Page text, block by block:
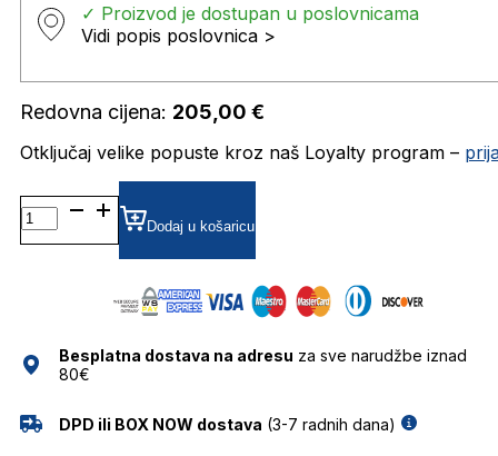
✓ Proizvod je dostupan u poslovnicama
Vidi popis poslovnica >
Redovna cijena: 205,00 €
Otključaj velike popuste kroz naš Loyalty program –
CA268 DIOPTRIJSKI
OKVIRI
CARRERA
Dodaj u košaricu
Besplatna dostava na adresu za sve narudžbe iznad
80€
DPD ili BOX NOW dostava (3-7 radnih dana)